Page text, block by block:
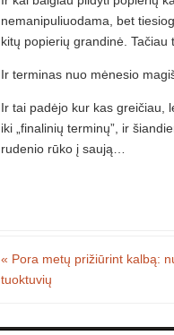
nemanipuliuodama, bet
kitų popierių grandinė. Tačiau
Ir terminas nuo mėnesio
Ir tai padėjo kur kas greičiau,
iki „finalinių terminų”, ir
rudenio rūko į saują…
« Pora metų prižiūrint kalbą:
tuoktuvių